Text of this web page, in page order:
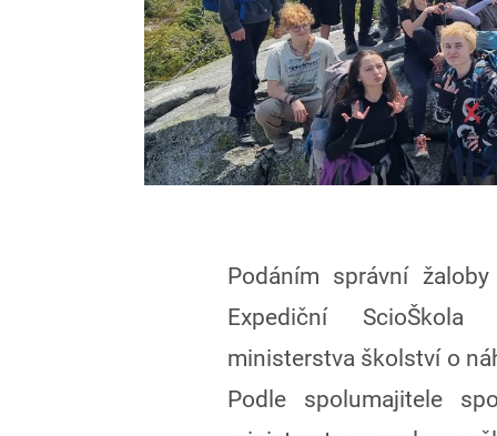
Podáním správní
Expediční
ministerstva školství o
Podle spolumajitele